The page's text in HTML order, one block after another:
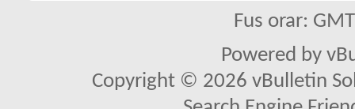
Fus orar:
Powered by
Copyright © 2026 vBulletin